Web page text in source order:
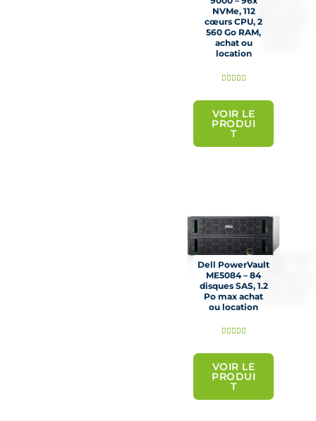
NVMe, 112
cœurs CPU, 2
560 Go RAM,
achat ou
location
N
é
VOIR LE
PRODUI
T
Dell PowerVault
ME5084 – 84
disques SAS, 1.2
Po max achat
ou location
N
é
VOIR LE
PRODUI
T